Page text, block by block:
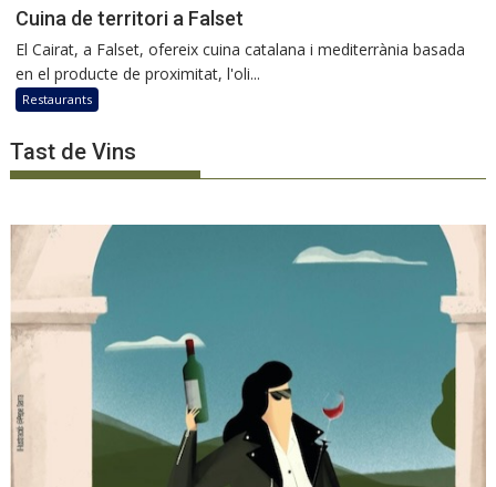
Cuina de territori a Falset
El Cairat, a Falset, ofereix cuina catalana i mediterrània basada
en el producte de proximitat, l'oli...
Restaurants
Tast de Vins